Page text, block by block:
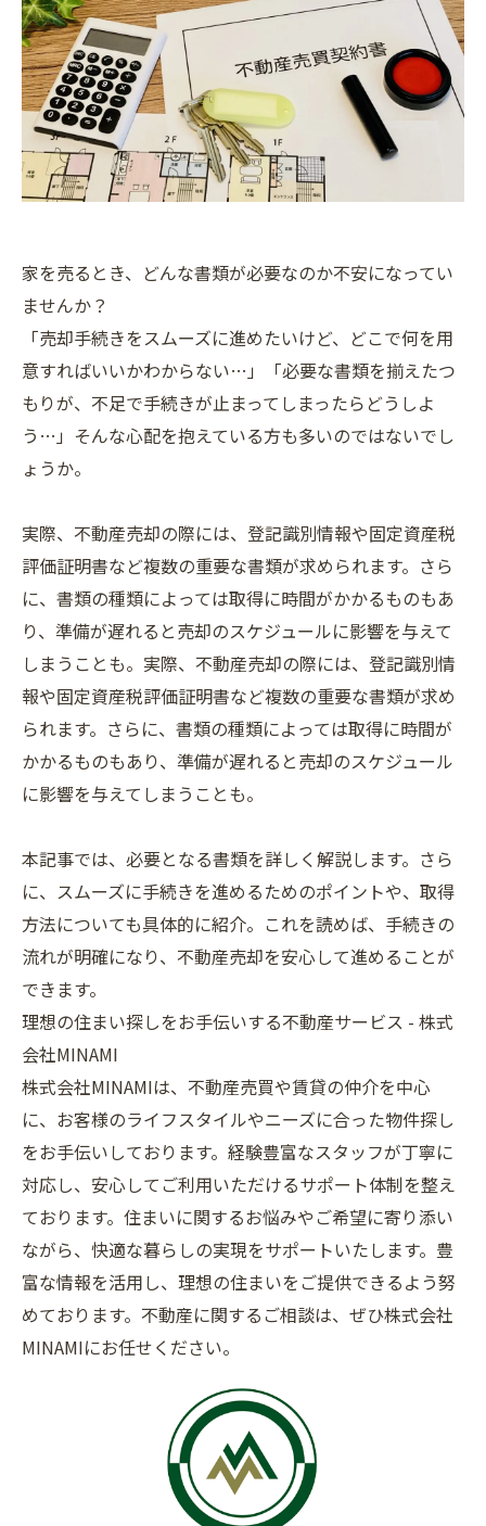
家を売るとき、どんな書類が必要なのか不安になってい
ませんか？
「売却手続きをスムーズに進めたいけど、どこで何を用
意すればいいかわからない…」「必要な書類を揃えたつ
もりが、不足で手続きが止まってしまったらどうしよ
う…」そんな心配を抱えている方も多いのではないでし
ょうか。
実際、不動産売却の際には、登記識別情報や固定資産税
評価証明書など複数の重要な書類が求められます。さら
に、書類の種類によっては取得に時間がかかるものもあ
り、準備が遅れると売却のスケジュールに影響を与えて
しまうことも。実際、不動産売却の際には、登記識別情
報や固定資産税評価証明書など複数の重要な書類が求め
られます。さらに、書類の種類によっては取得に時間が
かかるものもあり、準備が遅れると売却のスケジュール
に影響を与えてしまうことも。
本記事では、必要となる書類を詳しく解説します。さら
に、スムーズに手続きを進めるためのポイントや、取得
方法についても具体的に紹介。これを読めば、手続きの
流れが明確になり、不動産売却を安心して進めることが
できます。
理想の住まい探しをお手伝いする不動産サービス - 株式
会社MINAMI
株式会社MINAMIは、不動産売買や賃貸の仲介を中心
に、お客様のライフスタイルやニーズに合った物件探し
をお手伝いしております。経験豊富なスタッフが丁寧に
対応し、安心してご利用いただけるサポート体制を整え
ております。住まいに関するお悩みやご希望に寄り添い
ながら、快適な暮らしの実現をサポートいたします。豊
富な情報を活用し、理想の住まいをご提供できるよう努
めております。不動産に関するご相談は、ぜひ株式会社
MINAMIにお任せください。